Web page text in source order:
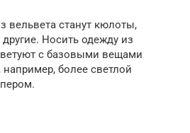
станут кюлоты,
Носить одежду из
с базовыми вещами
более светлой